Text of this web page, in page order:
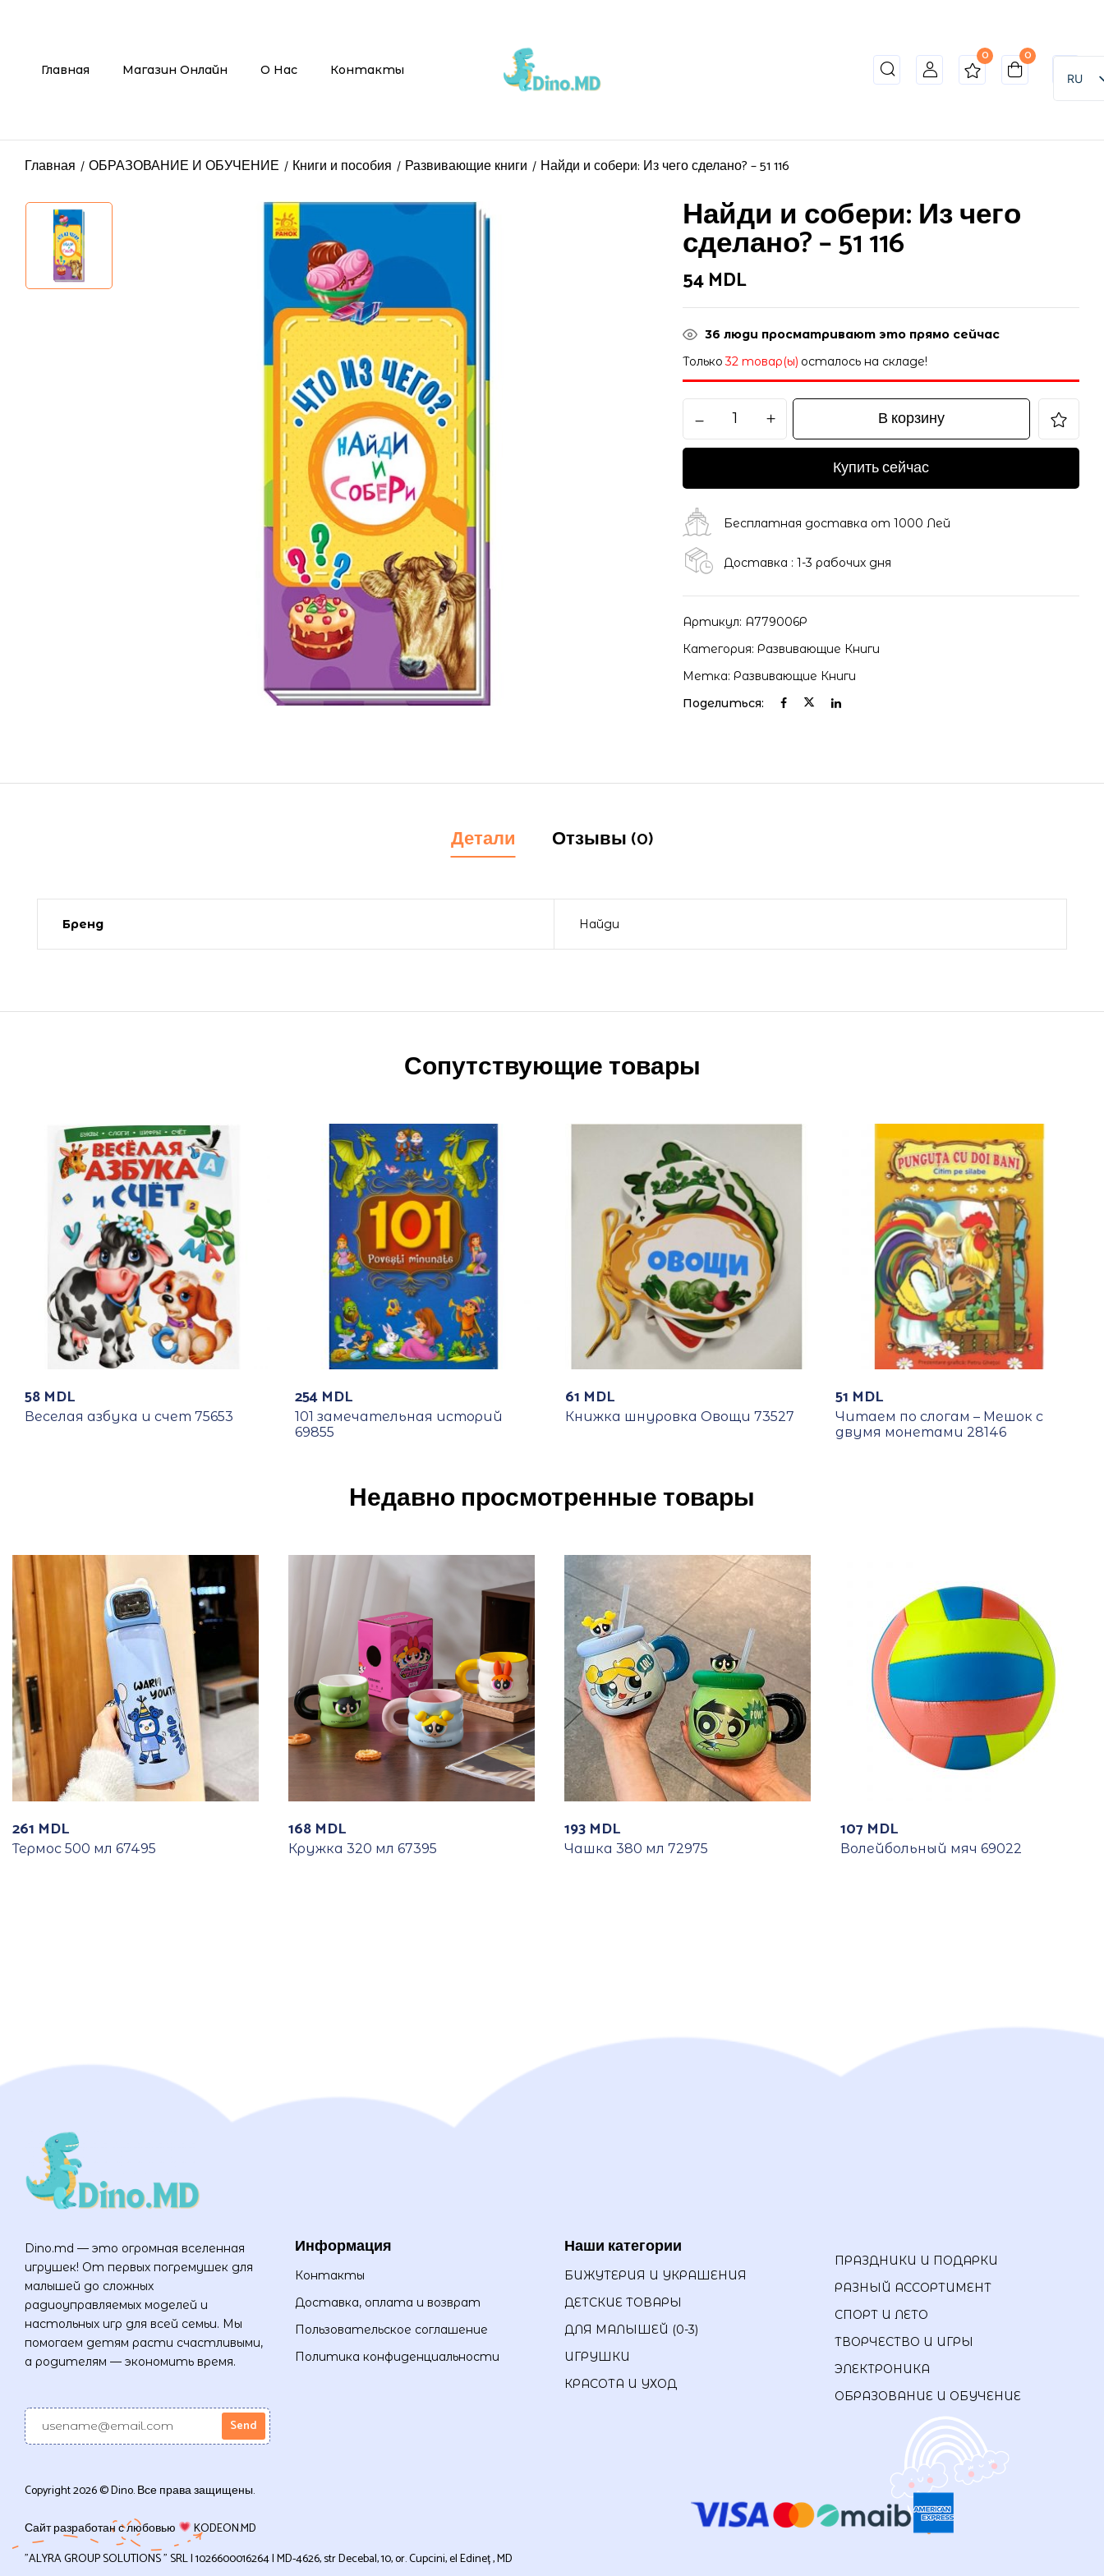
Главная Магазин Онлайн О Нас Контакты
0 0
RU
Главная ОБРАЗОВАНИЕ И ОБУЧЕНИЕ Книги и пособия Развивающие книги Найди и собери: Из чего сделано? – 51 116
Найди и собери: Из чего
сделано? – 51 116
54MDL
36 люди просматривают это прямо сейчас
Только 32 товар(ы) осталось на складе!
В корзину
Купить сейчас
Бесплатная доставка от 1000 Лей
Доставка : 1-3 рабочих дня
Артикул: А779006Р
Категория:Развивающие Книги
Метка:Развивающие Книги
Поделиться:
Детали Отзывы (0)
Бренд Найди
Сопутствующие товары
58 MDL
Веселая азбука и счет 75653
254 MDL
101 замечательная историй
69855
61 MDL
Книжка шнуровка Овощи 73527
51 MDL
Читаем по слогам – Мешок с
двумя монетами 28146
Недавно просмотренные товары
261 MDL
Термос 500 мл 67495
168 MDL
Кружка 320 мл 67395
193 MDL
Чашка 380 мл 72975
107 MDL
Волейбольный мяч 69022
Dino.md — это огромная вселенная
игрушек! От первых погремушек для
малышей до сложных
радиоуправляемых моделей и
настольных игр для всей семьи. Мы
помогаем детям расти счастливыми,
а родителям — экономить время.
Информация
Контакты
Доставка, оплата и возврат
Пользовательское соглашение
Политика конфиденциальности
Наши категории
БИЖУТЕРИЯ И УКРАШЕНИЯ
ДЕТСКИЕ ТОВАРЫ
ДЛЯ МАЛЫШЕЙ (0-3)
ИГРУШКИ
КРАСОТА И УХОД
ПРАЗДНИКИ И ПОДАРКИ
РАЗНЫЙ АССОРТИМЕНТ
СПОРТ И ЛЕТО
ТВОРЧЕСТВО И ИГРЫ
ЭЛЕКТРОНИКА
ОБРАЗОВАНИЕ И ОБУЧЕНИЕ
Copyright 2026 © Dino. Все права защищены.
Сайт разработан с любовью
KODEON.MD
”ALYRA GROUP SOLUTIONS ” SRL | 1026600016264 | MD-4626, str Decebal, 10, or. Cupcini, el Edineț , MD